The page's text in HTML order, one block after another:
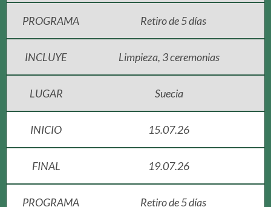
PROGRAMA Retiro de 5 días
INCLUYE Limpieza, 3 ceremonias
LUGAR Suecia
INICIO 15.07.26
FINAL 19.07.26
PROGRAMA Retiro de 5 días